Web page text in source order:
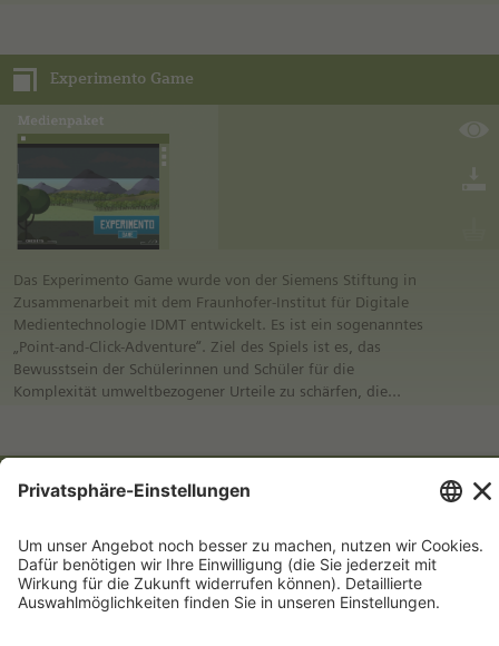
einsetzbar ist.
Neben dem interaktiven Tafelbild als Anwendung ist in
diesem Medienpaket auch ein Leitfaden integriert, der
Vorschläge zur Behandlung des Themas im Unterricht enthält
und ein mögliches Einsatzszenario der Medien aufzeigt.
Experimento Game
Das Experimento Game wurde von der Siemens Stiftung in
Zusammenarbeit mit dem Fraunhofer-Institut für Digitale
Medientechnologie IDMT entwickelt. Es ist ein sogenanntes
„Point-and-Click-Adventure“. Ziel des Spiels ist es, das
Bewusstsein der Schülerinnen und Schüler für die
Komplexität umweltbezogener Urteile zu schärfen, die
schaffen. Schülerinnen und Schüler sollen sich mithilfe des
Spiels ihrer eigenen Interessenlage bewusst werden und
diese analysieren können. Die im Medienpaket enthaltene
des Spiels, stellt den Lehrplanbezug her, bietet begleitende
Arbeitsblätter und nennt die technischen Voraussetzungen.
Wasserkreislauf